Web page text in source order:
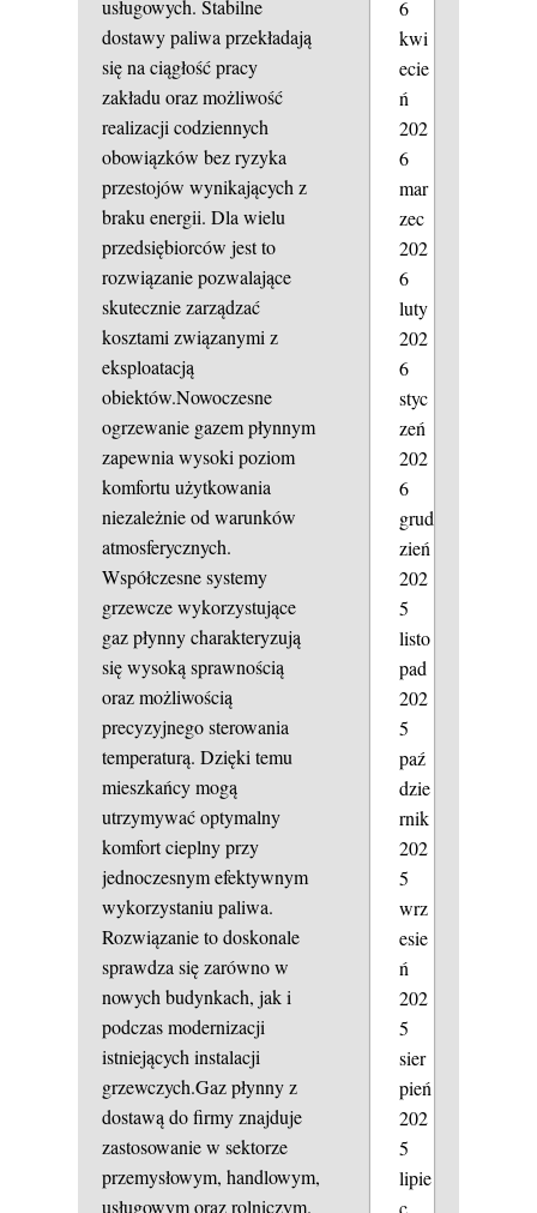
usługowych. Stabilne
dostawy paliwa przekładają
się na ciągłość pracy
zakładu oraz możliwość
realizacji codziennych
obowiązków bez ryzyka
przestojów wynikających z
braku energii. Dla wielu
przedsiębiorców jest to
rozwiązanie pozwalające
skutecznie zarządzać
kosztami związanymi z
eksploatacją
obiektów.Nowoczesne
ogrzewanie gazem płynnym
zapewnia wysoki poziom
komfortu użytkowania
niezależnie od warunków
atmosferycznych.
Współczesne systemy
grzewcze wykorzystujące
gaz płynny charakteryzują
się wysoką sprawnością
oraz możliwością
precyzyjnego sterowania
temperaturą. Dzięki temu
mieszkańcy mogą
utrzymywać optymalny
komfort cieplny przy
jednoczesnym efektywnym
wykorzystaniu paliwa.
Rozwiązanie to doskonale
sprawdza się zarówno w
nowych budynkach, jak i
podczas modernizacji
istniejących instalacji
grzewczych.Gaz płynny z
dostawą do firmy znajduje
zastosowanie w sektorze
przemysłowym, handlowym,
usługowym oraz rolniczym.
6
kwi
ecie
ń
202
6
mar
zec
202
6
luty
202
6
styc
zeń
202
6
grud
zień
202
5
listo
pad
202
5
paź
dzie
rnik
202
5
wrz
esie
ń
202
5
sier
pień
202
5
lipie
c